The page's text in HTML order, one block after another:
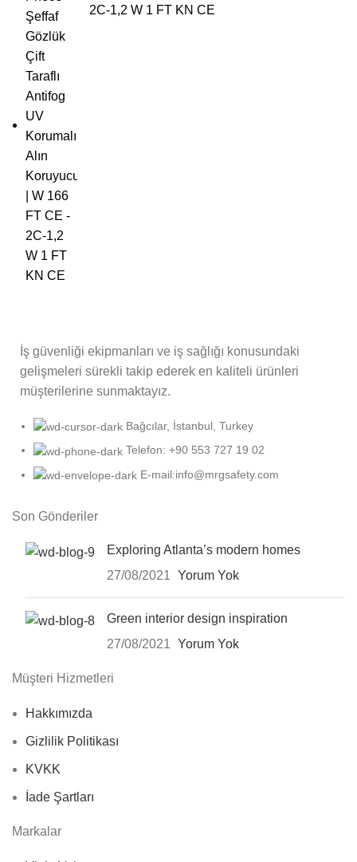
2C-1,2 W 1 FT KN CE
İş güvenliği ekipmanları ve iş sağlığı konusundaki
gelişmeleri sürekli takip ederek en kaliteli ürünleri
müşterilerine sunmaktayız.
Bağcılar, İstanbul, Turkey
Telefon: +90 553 727 19 02
E-mail:info@mrgsafety.com
Son Gönderiler
Exploring Atlanta’s modern homes
27/08/2021 Yorum Yok
Green interior design inspiration
27/08/2021 Yorum Yok
Müşteri Hizmetleri
Hakkımızda
Gizlilik Politikası
KVKK
İade Şartları
Markalar